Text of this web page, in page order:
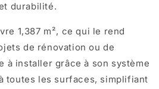
durabilité.
1,387 m², ce qui le rend
de rénovation ou de
à installer grâce à son système
toutes les surfaces, simplifiant